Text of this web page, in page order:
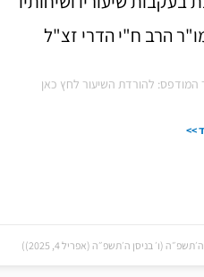
הרב ח"י הדרי זצ"ל
המודפס: להורדת השיעור לחץ כאן
>>
(ו׳ בניסן ה׳תשפ״ה (אפריל 4, 2025))